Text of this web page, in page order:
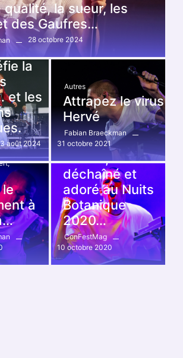
qualité, la sueur, les
des Gaufres…
28 octobre 2024
la
et les
août 2024
Autres
Attrapez le virus
Hervé
Fabian Braeckman
31 octobre 2021
,
le
à
Autres, Botanique, Concert
Contacts
HERVE,
déchaîné et
adoré au Nuits
Botanique
2020…
ConFestMag
10 octobre 2020